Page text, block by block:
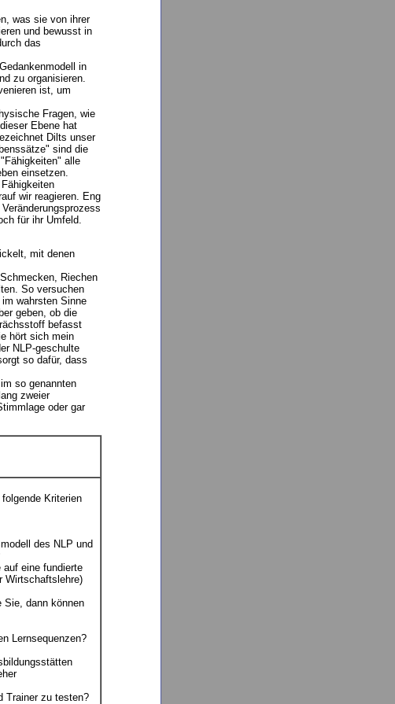
was sie von ihrer
und bewusst in
das
in
zu organisieren.
ist, um
Fragen, wie
Ebene hat
Dilts unser
sind die
alle
einsetzen.
wir reagieren. Eng
für ihr Umfeld.
mit denen
Riechen
So versuchen
wahrsten Sinne
geben, ob die
befasst
hört sich mein
NLP-geschulte
so dafür, dass
so genannten
zweier
oder gar
Kriterien
des NLP und
auf eine fundierte
Wirtschaftslehre)
Sie, dann können
Lernsequenzen?
Trainer zu testen?